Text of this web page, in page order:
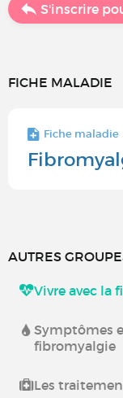
S'inscrire
FICHE MALADIE
Fiche maladie
AUTRES
Vivre avec la
Symptômes
fibromyalgie
Les